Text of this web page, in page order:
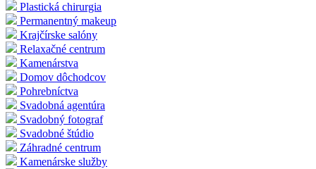
Plastická chirurgia
Permanentný makeup
Krajčírske salóny
Relaxačné centrum
Kamenárstva
Domov dôchodcov
Pohrebníctva
Svadobná agentúra
Svadobný fotograf
Svadobné štúdio
Záhradné centrum
Kamenárske služby